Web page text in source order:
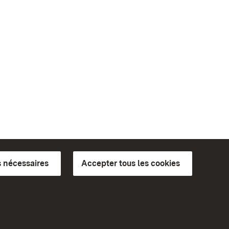
Accepter tous les cookies